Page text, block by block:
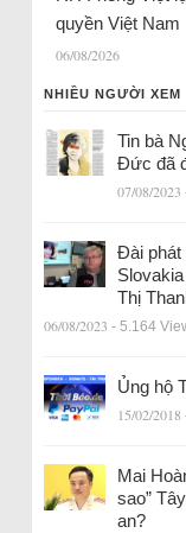
quyền Việt Nam
06/08/2026
NHIỀU NGƯỜI XEM
Tin bà
Đức đã
07/08/2023
Đài phát
Thị
06/08/2023 - 5.164
Ủng hộ
15/02/2018
Mai
sao”
an?